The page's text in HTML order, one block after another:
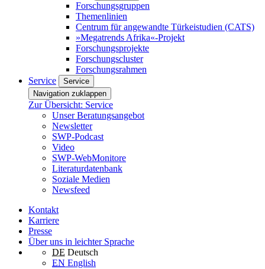
Forschungsgruppen
Themenlinien
Centrum für angewandte Türkeistudien (CATS)
»Megatrends Afrika«-Projekt
Forschungsprojekte
Forschungscluster
Forschungsrahmen
Service
Service
Navigation zuklappen
Zur Übersicht: Service
Unser Beratungsangebot
Newsletter
SWP-Podcast
Video
SWP-WebMonitore
Literaturdatenbank
Soziale Medien
Newsfeed
Kontakt
Karriere
Presse
Über uns in leichter Sprache
DE Deutsch
EN English